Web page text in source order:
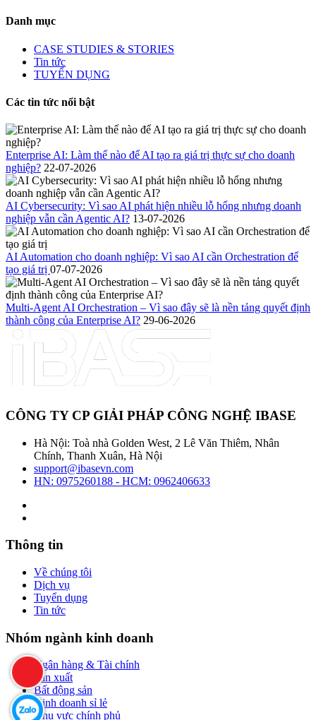
Danh mục
CASE STUDIES & STORIES
Tin tức
TUYỂN DỤNG
Các tin tức nổi bật
Enterprise AI: Làm thế nào để AI tạo ra giá trị thực sự cho doanh
nghiệp? 22-07-2026
AI Cybersecurity: Vì sao AI phát hiện nhiều lỗ hổng nhưng doanh
nghiệp vẫn cần Agentic AI? 13-07-2026
AI Automation cho doanh nghiệp: Vì sao AI cần Orchestration để
tạo giá trị 07-07-2026
Multi-Agent AI Orchestration – Vì sao đây sẽ là nền tảng quyết định
thành công của Enterprise AI? 29-06-2026
CÔNG TY CP GIẢI PHÁP CÔNG NGHỆ IBASE
Hà Nội: Toà nhà Golden West, 2 Lê Văn Thiêm, Nhân
Chính, Thanh Xuân, Hà Nội
support@ibasevn.com
HN: 0975260188 - HCM: 0962406633
Thông tin
Về chúng tôi
Dịch vụ
Tuyển dụng
Tin tức
Nhóm ngành kinh doanh
Ngân hàng & Tài chính
Sản xuất
Bất động sản
Kinh doanh sỉ lẻ
Khu vực chính phủ